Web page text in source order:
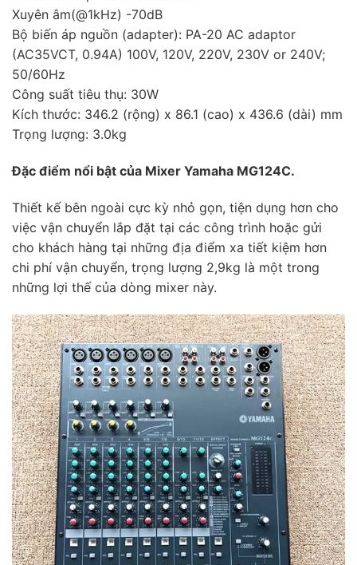
Xuyên âm(@1kHz) -70dB
Bộ biến áp nguồn (adapter): PA-20 AC adaptor
(AC35VCT, 0.94A) 100V, 120V, 220V, 230V or 240V;
50/60Hz
Công suất tiêu thụ: 30W
Kích thước: 346.2 (rộng) x 86.1 (cao) x 436.6 (dài) mm
Trọng lượng: 3.0kg
Đặc điểm nổi bật của Mixer Yamaha MG124C.
Thiết kế bên ngoài cực kỳ nhỏ gọn, tiện dụng hơn cho
việc vận chuyển lắp đặt tại các công trình hoặc gửi
cho khách hàng tại những địa điểm xa tiết kiệm hơn
chi phí vận chuyển, trọng lượng 2,9kg là một trong
những lợi thế của dòng mixer này.